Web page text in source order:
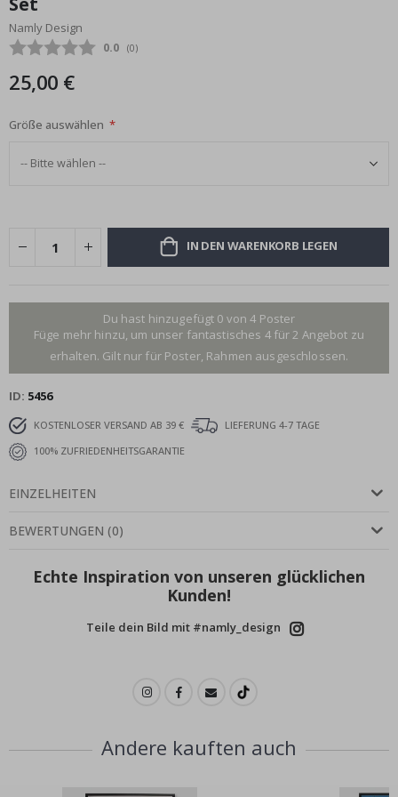
Bildgalerie
springen
Namly Design
Durchschnittliche Bewertung:
0.0 (abgegebene bewertungen:
0)
25,00 €
Größe auswählen
IN DEN WARENKORB LEGEN
Du hast hinzugefügt 0 von 4 Poster
Füge mehr hinzu, um unser fantastisches 4 für 2 Angebot zu
erhalten. Gilt nur für Poster, Rahmen ausgeschlossen.
ID 5456
KOSTENLOSER VERSAND AB 39 €
LIEFERUNG 4-7 TAGE
100% ZUFRIEDENHEITSGARANTIE
EINZELHEITEN
BEWERTUNGEN (0)
Echte Inspiration von unseren glücklichen
Kunden!
Teile dein Bild mit #namly_design
Andere kauften auch